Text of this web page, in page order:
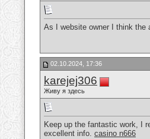
As I website owner I think
02.10.2024, 17:36
karejej306
Живу я здесь
Keep up the fantastic work, I
excellent info. casino n666